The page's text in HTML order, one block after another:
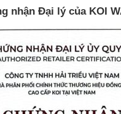
nhận Đại lý của KOI